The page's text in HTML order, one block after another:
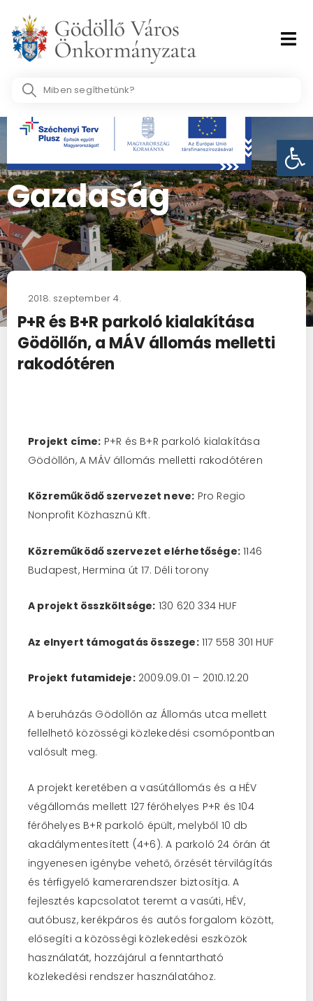
content
Search
Gazdaság
2018. szeptember 4.
P+R és B+R parkoló kialakítása
Gödöllőn, a MÁV állomás melletti
rakodótéren
Projekt címe: P+R és B+R parkoló kialakítása
Gödöllőn, A MÁV állomás melletti rakodótéren
Közreműködő szervezet neve: Pro Regio
Nonprofit Közhasznú Kft.
Közreműködő szervezet elérhetősége: 1146
Budapest, Hermina út 17. Déli torony
A projekt összköltsége: 130 620 334 HUF
Az elnyert támogatás összege:117 558 301 HUF
Projekt futamideje:2009.09.01 – 2010.12.20
A beruházás Gödöllőn az Állomás utca mellett
fellelhető közösségi közlekedési csomópontban
valósult meg.
A projekt keretében a vasútállomás és a HÉV
végállomás mellett 127 férőhelyes P+R és 104
férőhelyes B+R parkoló épült, melyből 10 db
akadálymentesített (4+6). A parkoló 24 órán át
ingyenesen igénybe vehető, őrzését térvilágítás
és térfigyelő kamerarendszer biztosítja. A
fejlesztés kapcsolatot teremt a vasúti, HÉV,
autóbusz, kerékpáros és autós forgalom között,
elősegíti a közösségi közlekedési eszközök
használatát, hozzájárul a fenntartható
közlekedési rendszer használatához.